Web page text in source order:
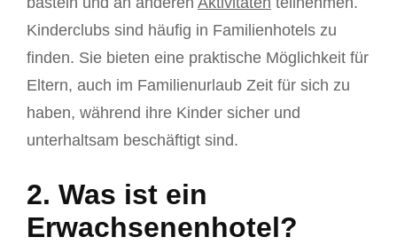
Kinderclubs sind häufig in Familienhotels zu
finden. Sie bieten eine praktische Möglichkeit für
Eltern, auch im Familienurlaub Zeit für sich zu
haben, während ihre Kinder sicher und
unterhaltsam beschäftigt sind.
2. Was ist ein
Erwachsenenhotel?